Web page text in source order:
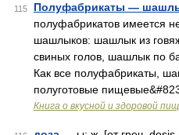
115 Полуфабрикаты —
полуфабрикатов имеется
шашлыков: шашлык из
свиных голов, шашлык по
Как все полуфабрикаты,
полуготовые
Книга о вкусной и здоровой